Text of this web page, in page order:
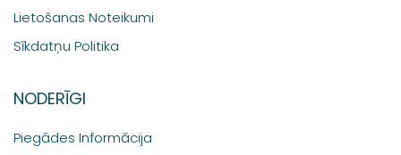
Lietošanas Noteikumi
Sīkdatņu Politika
NODERĪGI
Piegādes Informācija